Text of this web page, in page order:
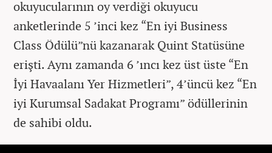
okuyucularının oy verdiği okuyucu
anketlerinde 5 ’inci kez “En iyi Business
Class Ödülü”nü kazanarak Quint Statüsüne
erişti. Aynı zamanda 6 ’ıncı kez üst üste “En
İyi Havaalanı Yer Hizmetleri”, 4’üncü kez “En
iyi Kurumsal Sadakat Programı” ödüllerinin
de sahibi oldu.